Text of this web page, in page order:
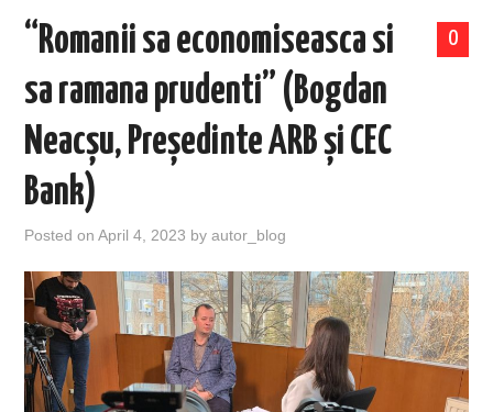
0
“Romanii sa economiseasca si
sa ramana prudenti” (Bogdan
Neacșu, Președinte ARB și CEC
Bank)
Posted onApril 4, 2023 byautor_blog